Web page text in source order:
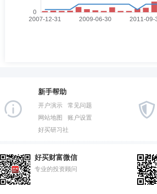
新手帮助
开户演示
常见问题
网站地图
账户设置
好买研习社
好买财富微信
专业的投资顾问